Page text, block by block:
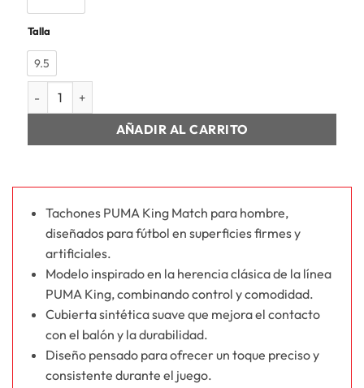
Talla
9.5
HOMBRE KING MATCH FG/AG cantidad
AÑADIR AL CARRITO
Tachones PUMA King Match para hombre,
diseñados para fútbol en superficies firmes y
artificiales.
Modelo inspirado en la herencia clásica de la línea
PUMA King, combinando control y comodidad.
Cubierta sintética suave que mejora el contacto
con el balón y la durabilidad.
Diseño pensado para ofrecer un toque preciso y
consistente durante el juego.